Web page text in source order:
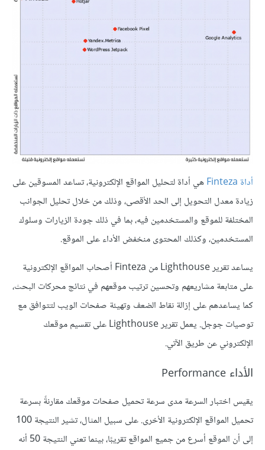
أداة Finteza
هي أداة لتحليل المواقع الإلكترونية، تساعد المسوقين على
زيادة معدل التحويل إلى الحد الأقصى، وذلك من خلال تحليل الجوانب
المختلفة للموقع والمستخدمين فيه، بما في ذلك جودة الزيارات وسلوك
المستخدمين، وكذلك المحتوى منخفض الأداء على الموقع.
يساعد تقرير Lighthouse من Finteza أصحاب المواقع الإلكترونية
على متابعة مشاريعهم وتحسين ترتيب موقعهم في نتائج محركات البحث،
كما يساعدهم على إزالة نقاط الضعف وتهيئة صفحات الويب لتتوافق مع
توصيات جوجل. يعمل تقرير Lighthouse على تقسيم موقعك
الإلكتروني عن طريق الآتي.
الأداء Performance
يقيس اختبار السرعة مدى سرعة تحميل صفحات موقعك مقارنةً بسرعة
تحميل المواقع الإلكترونية الأخرى. على سبيل المثال، تشير النتيجة 100
إلى أن الموقع أسرع من جميع المواقع تقريبًا، بينما تعني النتيجة 50 أنه